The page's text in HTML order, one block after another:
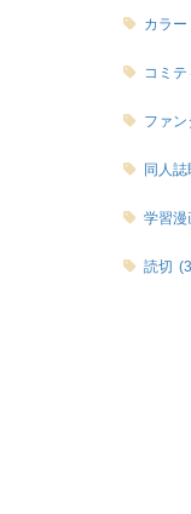
カラー
コミテ
ファン
同人
学習漫
読切